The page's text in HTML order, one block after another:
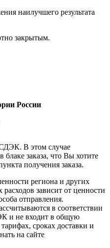
наилучшего результата
закрытым.
России
В этом случае
блаке заказа, что Вы хотите
получения заказа.
региона и других
зависит от ценности
отправления.
в соответствии
и не входит в общую
сроках доставки и
на сайте